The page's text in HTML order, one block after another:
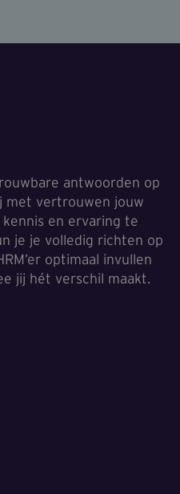
antwoorden op
met vertrouwen jouw
en ervaring te
je je volledig richten op
optimaal invullen
jij hét verschil maakt.